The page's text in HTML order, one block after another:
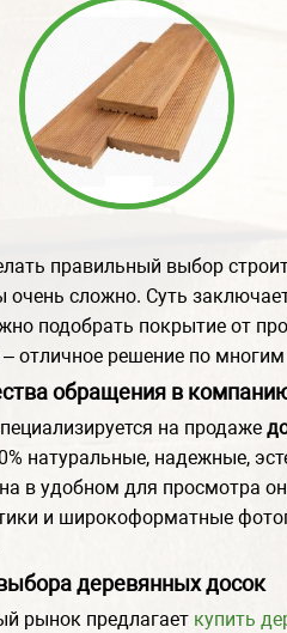
правильный выбор
очень сложно. Суть
подобрать покрытие от
– отличное решение по
обращения в
на продаже
натуральные, надежные,
в удобном для просмотра
и широкоформатные
деревянных досок
рынок предлагает купить